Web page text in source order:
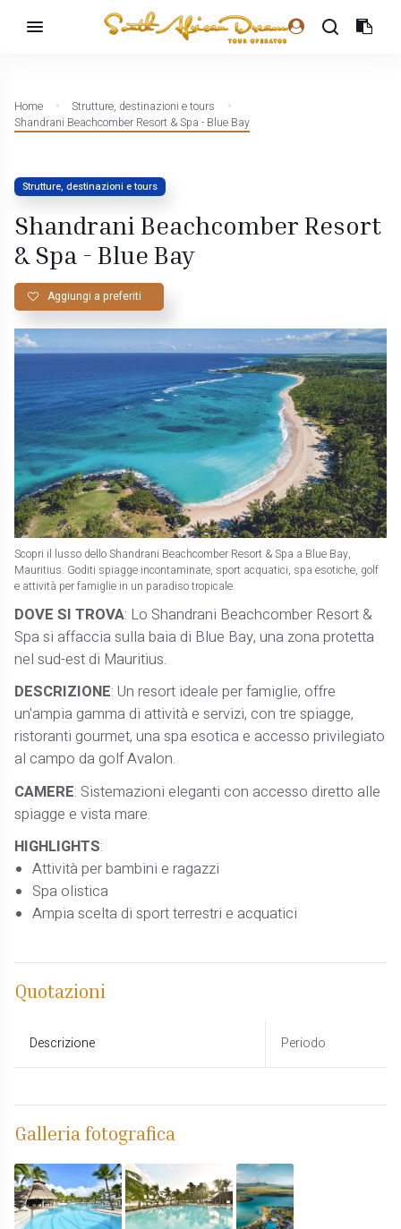
Home
Strutture, destinazioni e tours
Shandrani Beachcomber Resort & Spa - Blue Bay
Strutture, destinazioni e tours
Shandrani Beachcomber Resort
& Spa - Blue Bay
Aggiungi a preferiti
Scopri il lusso dello Shandrani Beachcomber Resort & Spa a Blue Bay,
Mauritius. Goditi spiagge incontaminate, sport acquatici, spa esotiche, golf
e attività per famiglie in un paradiso tropicale.
DOVE SI TROVA: Lo Shandrani Beachcomber Resort &
Spa si affaccia sulla baia di Blue Bay, una zona protetta
nel sud-est di Mauritius.
DESCRIZIONE: Un resort ideale per famiglie, offre
un'ampia gamma di attività e servizi, con tre spiagge,
ristoranti gourmet, una spa esotica e accesso privilegiato
al campo da golf Avalon.
CAMERE: Sistemazioni eleganti con accesso diretto alle
spiagge e vista mare.
HIGHLIGHTS:
Attività per bambini e ragazzi
Spa olistica
Ampia scelta di sport terrestri e acquatici
Quotazioni
Descrizione Periodo
Galleria fotografica